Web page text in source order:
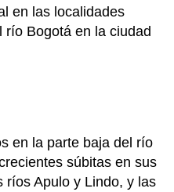
en las localidades
Bogotá en la ciudad
en la parte baja del río
súbitas en sus
ríos Apulo y Lindo, y las